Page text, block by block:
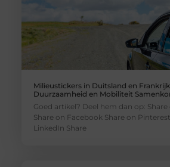
Milieustickers in Duitsland en
Duurzaamheid en Mobiliteit
Goed artikel? Deel hem dan op:
Share on Facebook Share on
LinkedIn Share